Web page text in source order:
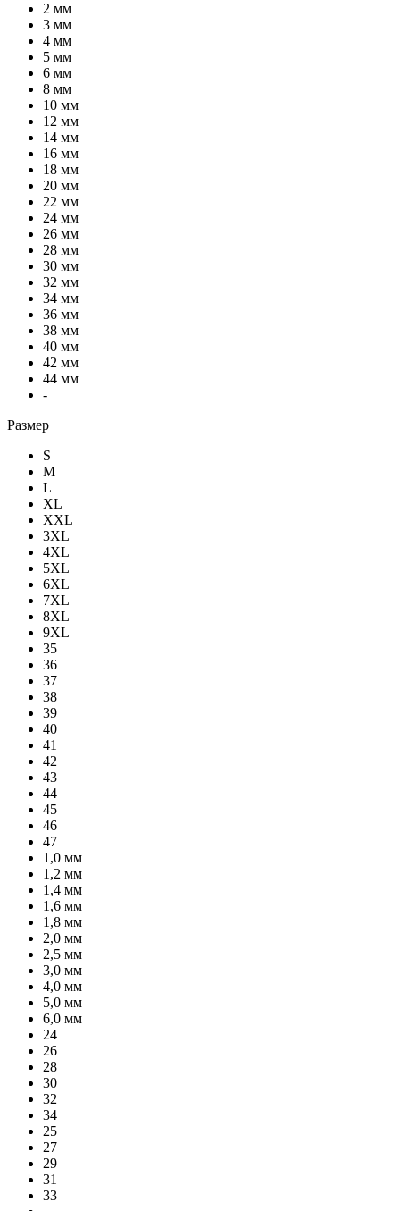
2 мм
3 мм
4 мм
5 мм
6 мм
8 мм
10 мм
12 мм
14 мм
16 мм
18 мм
20 мм
22 мм
24 мм
26 мм
28 мм
30 мм
32 мм
34 мм
36 мм
38 мм
40 мм
42 мм
44 мм
-
Размер
S
M
L
XL
XXL
3XL
4XL
5XL
6XL
7XL
8XL
9XL
35
36
37
38
39
40
41
42
43
44
45
46
47
1,0 мм
1,2 мм
1,4 мм
1,6 мм
1,8 мм
2,0 мм
2,5 мм
3,0 мм
4,0 мм
5,0 мм
6,0 мм
24
26
28
30
32
34
25
27
29
31
33